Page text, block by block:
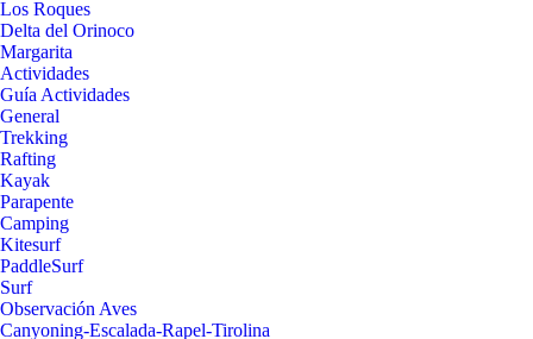
Los Roques
Delta del Orinoco
Margarita
Actividades
Guía Actividades
General
Trekking
Rafting
Kayak
Parapente
Camping
Kitesurf
PaddleSurf
Surf
Observación Aves
Canyoning-Escalada-Rapel-Tirolina